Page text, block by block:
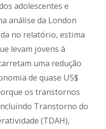
adolescentes e
análise da London
no relatório, estima
levam jovens à
uma redução
de quase US$
os transtornos
Transtorno do
(TDAH),